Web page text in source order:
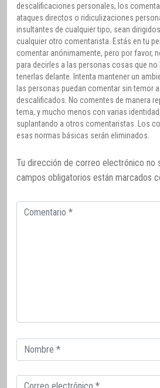
descalificaciones personales, los
ataques directos o ridiculizaciones
insultantes de cualquier tipo, sean
cualquier otro comentarista. Estás en tu
comentar anónimamente, pero por favor,
para decirles a las personas cosas que no
tenerlas delante. Intenta mantener un
las personas puedan comentar sin temor
descalificados. No comentes de manera
tema, y mucho menos con varias
suplantando a otros comentaristas. Los
esas normas básicas serán eliminados.
Tu dirección de correo electrónico no
campos obligatorios están marcados
Comentario
Correo
electrónico
Correo